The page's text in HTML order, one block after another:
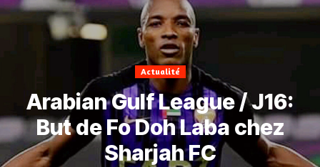
Actualité
Arabian Gulf League / J16:
But de Fo Doh Laba chez
Sharjah FC